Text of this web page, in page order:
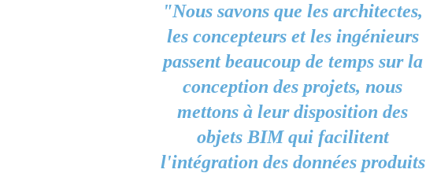
"Nous savons que les architectes,
les concepteurs et les ingénieurs
passent beaucoup de temps sur la
conception des projets, nous
mettons à leur disposition des
objets BIM qui facilitent
l'intégration des données produits